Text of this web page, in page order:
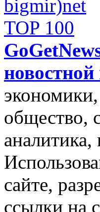
общество,
сайте,
ссылки на